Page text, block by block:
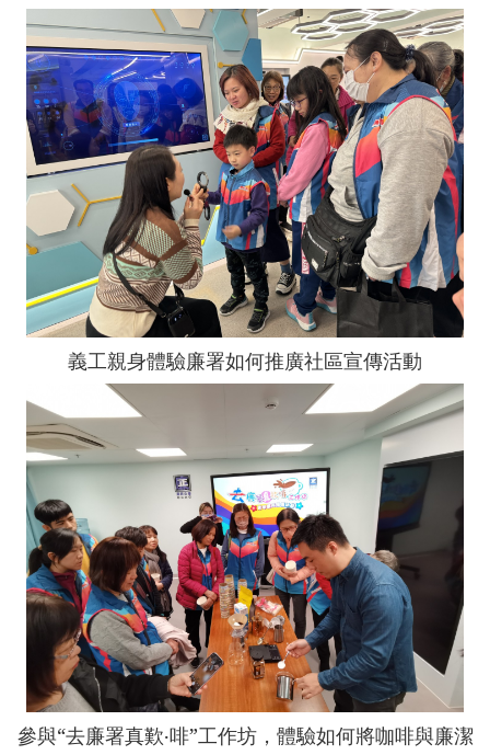
義工親身體驗廉署如何推廣社區宣傳活動
參與“去廉署真歎‧啡”工作坊，體驗如何將咖啡與廉潔